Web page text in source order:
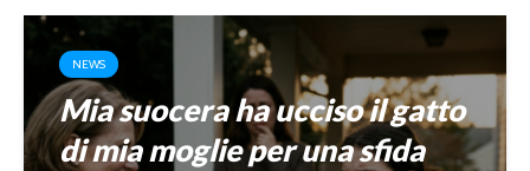
NEWS
Mia suocera ha ucciso il gatto
di mia moglie per una sfida